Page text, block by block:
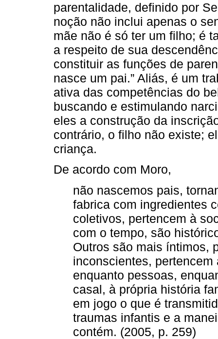
parentalidade, definido por
noção não inclui apenas o
mãe não é só ter um filho; é
a respeito de sua
constituir as funções de
nasce um pai.” Aliás, é um
ativa das competências do
buscando e estimulando
eles a construção da
contrário, o filho não existe;
criança.
De acordo com Moro,
não nascemos pais,
fabrica com ingredientes
coletivos, pertencem à
com o tempo, são
Outros são mais íntimos,
inconscientes,
enquanto pessoas,
casal, à própria história
em jogo o que é
traumas infantis e a
contém. (2005, p. 259)